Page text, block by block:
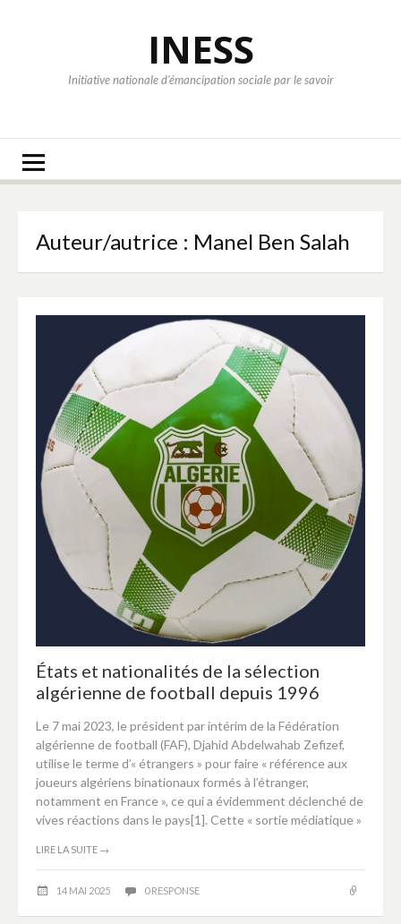
INESS
Initiative nationale d'émancipation sociale par le savoir
Auteur/autrice : Manel Ben Salah
États et nationalités de la sélection
algérienne de football depuis 1996
Le 7 mai 2023, le président par intérim de la Fédération
algérienne de football (FAF), Djahid Abdelwahab Zefizef,
utilise le terme d’« étrangers » pour faire « référence aux
joueurs algériens binationaux formés à l’étranger,
notamment en France », ce qui a évidemment déclenché de
vives réactions dans le pays[1]. Cette « sortie médiatique »
LIRE LA SUITE →
14 MAI 2025 0 RESPONSE